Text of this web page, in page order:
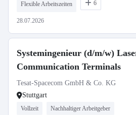
Flexible Arbeitszeiten 6
28.07.2026
Systemingenieur (d/m/w)
Communication Terminals
Tesat-Spacecom GmbH & Co. KG
Stuttgart
Vollzeit Nachhaltiger Arbeitgeber